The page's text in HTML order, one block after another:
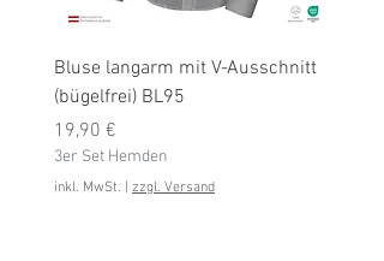
Bluse langarm mit V-Ausschnitt
(bügelfrei) BL95
Preis
19,90 €
3er Set Hemden
inkl. MwSt. zzgl. Versand